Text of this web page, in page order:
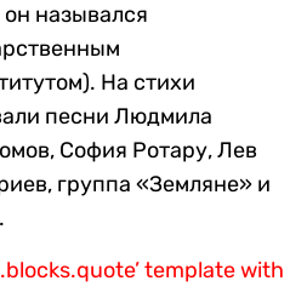
назывался
На стихи
песни Людмила
София Ротару, Лев
группа «Земляне» и
template with